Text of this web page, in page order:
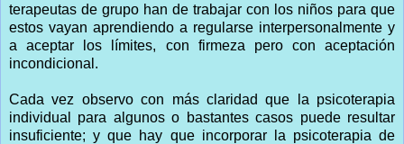
terapeutas de grupo han de trabajar con los niños para que
estos vayan aprendiendo a regularse interpersonalmente y
a aceptar los límites, con firmeza pero con aceptación
incondicional.
Cada vez observo con más claridad que la psicoterapia
individual para algunos o bastantes casos puede resultar
insuficiente; y que hay que incorporar la psicoterapia de